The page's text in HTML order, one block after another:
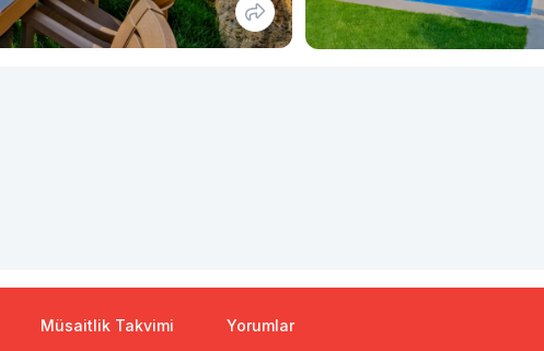
Müsaitlik Takvimi Yorumlar